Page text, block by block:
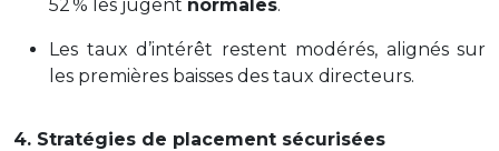
52 % les jugent normales.
Les taux d’intérêt restent modérés, alignés sur
les premières baisses des taux directeurs.
4. Stratégies de placement sécurisées